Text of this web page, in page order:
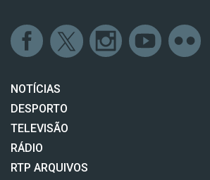
NOTÍCIAS
DESPORTO
TELEVISÃO
RÁDIO
RTP ARQUIVOS